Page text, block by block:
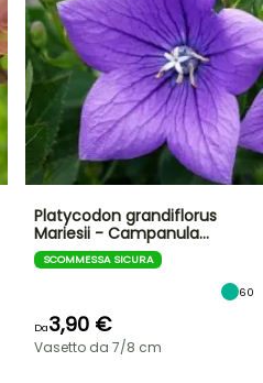
Platycodon grandiflorus
Mariesii - Campanula…
SCOMMESSA SICURA
60
Da3,90 €
Vasetto da 7/8 cm